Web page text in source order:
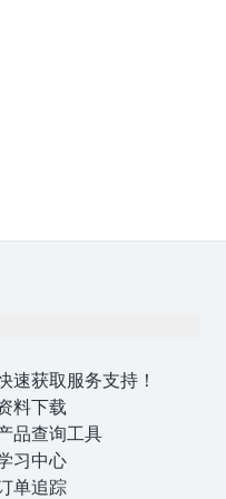
速获取服务支持！
料下载
品查询工具
习中心
单追踪